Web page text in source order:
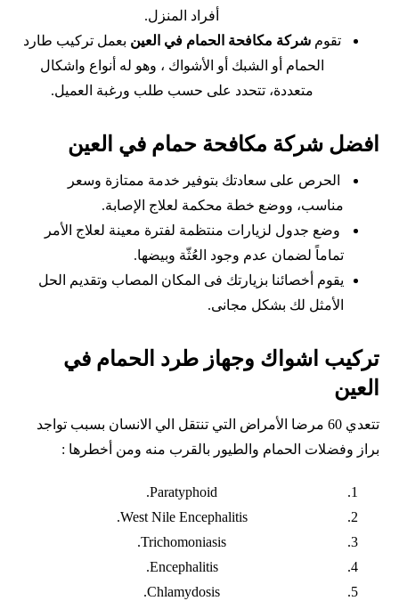
أفراد المنزل.
تقومشركة مكافحة الحمام في العين بعمل تركيب طارد
الحمام أو الشبك أو الأشواك ، وهو له أنواع واشكال
متعددة، تتحدد على حسب طلب ورغبة العميل.
افضل شركة مكافحة حمام في العين
الحرص على سعادتك بتوفير خدمة ممتازة وسعر
مناسب، ووضع خطة محكمة لعلاج الإصابة.
وضع جدول لزيارات منتظمة لفترة معينة لعلاج الأمر
تماماً لضمان عدم وجود العُثّة وبيضها.
يقوم أخصائنا بزيارتك فى المكان المصاب وتقديم الحل
الأمثل لك بشكل مجانى.
تركيب اشواك وجهاز طرد الحمام في
العين
تتعدي 60 مرضا الأمراض التي تنتقل الي الانسان بسبب تواجد
براز وفضلات الحمام والطيور بالقرب منه ومن أخطرها :
Paratyphoid.
West Nile Encephalitis.
Trichomoniasis.
Encephalitis.
Chlamydosis.